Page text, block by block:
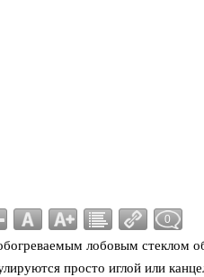
0
лобовым стеклом
просто иглой или